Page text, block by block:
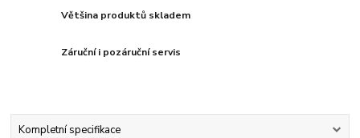
Většina produktů skladem
Záruční i pozáruční servis
Kompletní specifikace